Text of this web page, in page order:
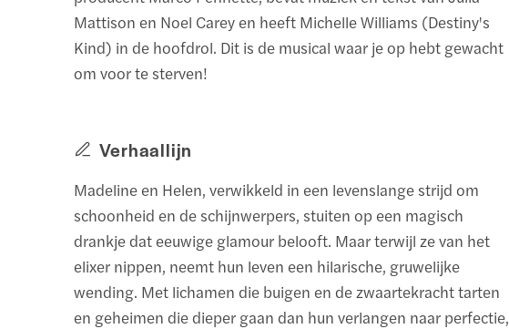
Mattison en Noel Carey en heeft Michelle Williams (Destiny's
Kind) in de hoofdrol. Dit is de musical waar je op hebt gewacht
om voor te sterven!
Verhaallijn
Madeline en Helen, verwikkeld in een levenslange strijd om
schoonheid en de schijnwerpers, stuiten op een magisch
drankje dat eeuwige glamour belooft. Maar terwijl ze van het
elixer nippen, neemt hun leven een hilarische, gruwelijke
wending. Met lichamen die buigen en de zwaartekracht tarten
en geheimen die dieper gaan dan hun verlangen naar perfectie,